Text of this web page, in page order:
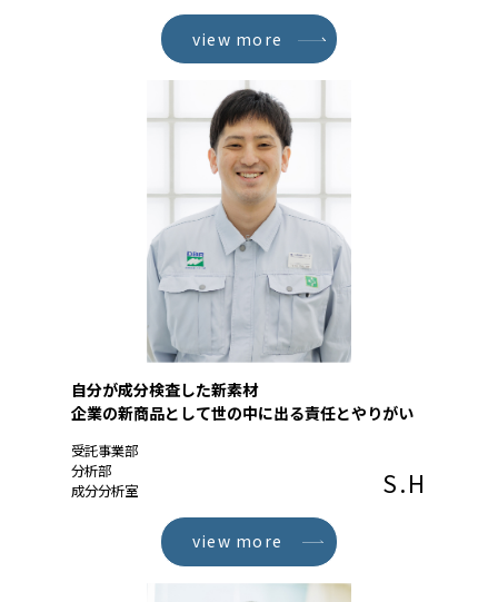
view more
自分が成分検査した新素材
企業の新商品として世の中に出る責任とやりがい
受託事業部
分析部
成分分析室
S.H
view more